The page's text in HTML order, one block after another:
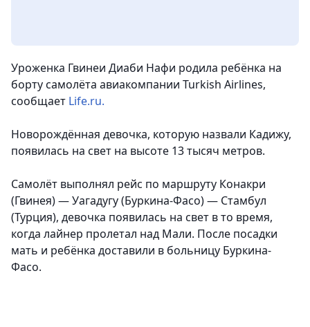
Уроженка Гвинеи Диаби Нафи родила ребёнка на
борту самолёта авиакомпании Turkish Airlines,
сообщает Life.ru.
Новорождённая девочка, которую назвали Кадижу,
появилась на свет на высоте 13 тысяч метров.
Самолёт выполнял рейс по маршруту Конакри
(Гвинея) — Уагадугу (Буркина-Фасо) — Стамбул
(Турция), девочка появилась на свет в то время,
когда лайнер пролетал над Мали. После посадки
мать и ребёнка доставили в больницу Буркина-
Фасо.